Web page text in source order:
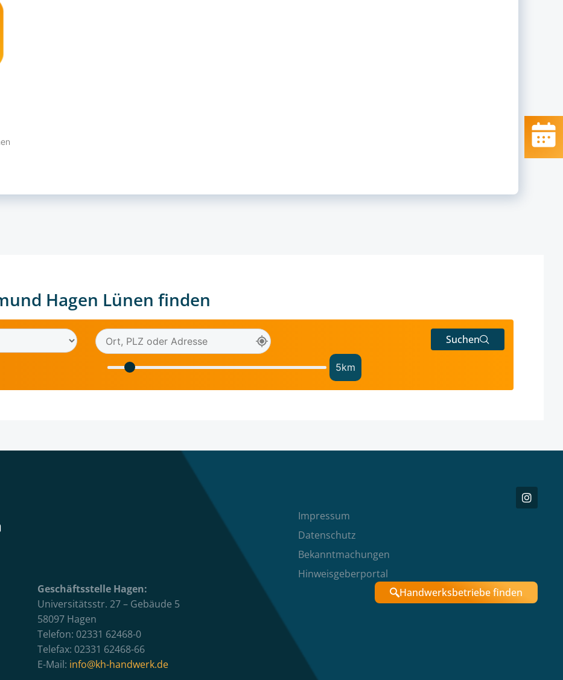
Hagen Lünen finden
5km
Suchen
Impressum
Datenschutz
Bekanntmachungen
Hinweisgeberportal
Geschäftsstelle Hagen:
Universitätsstr. 27 – Gebäude 5
58097 Hagen
Telefon: 02331 62468-0
Telefax: 02331 62468-66
E-Mail: info@kh-handwerk.de
Handwerksbetriebe finden